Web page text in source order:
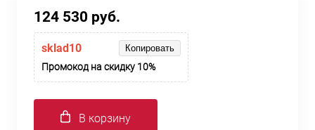
124 530 руб.
sklad10 Копировать
Промокод на скидку 10%
В корзину